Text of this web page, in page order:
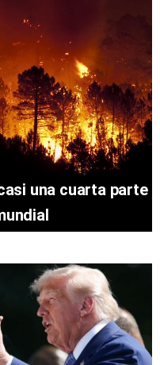
una cuarta parte